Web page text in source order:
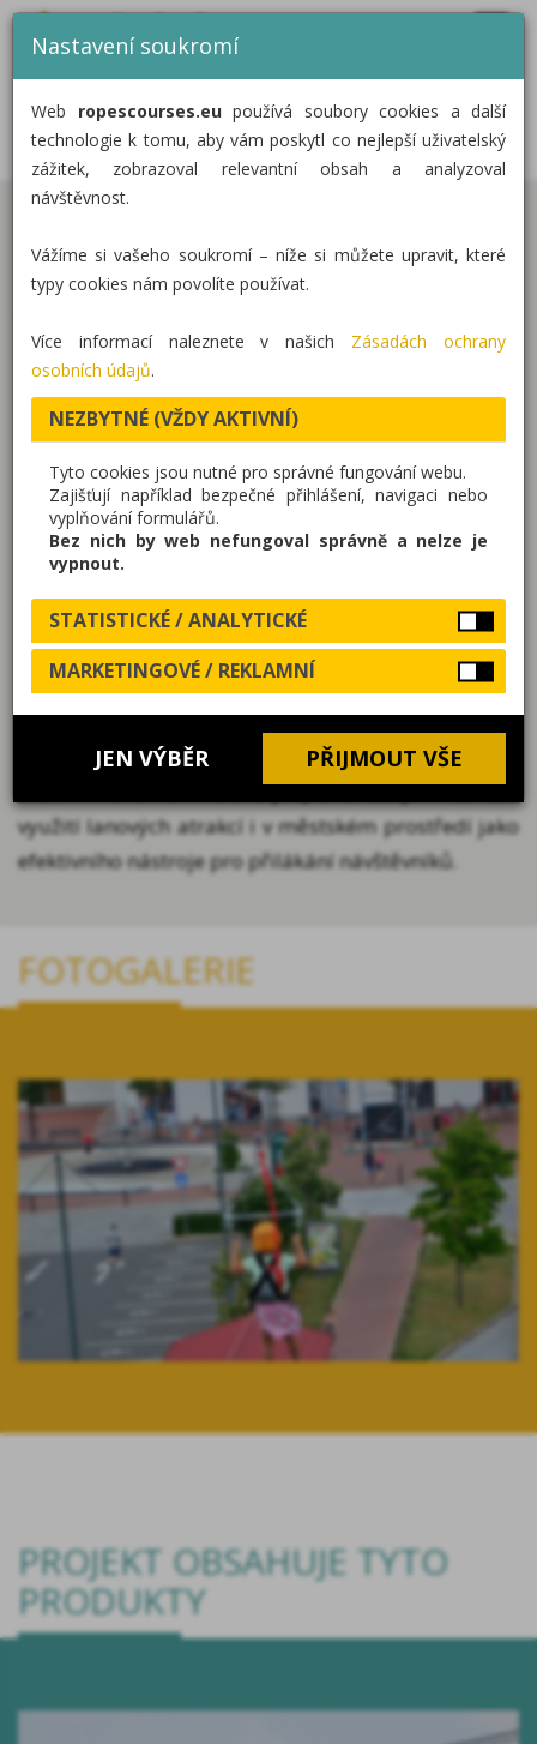
KATEGORIE
KONTAKT
MOBILNÍ ZIPLINE – OC OLYMPIA,
OLOMOUC
realizovali mobilní lanovku (zipline), která sloužila
jako atraktivní prvek letní propagační akce. Instalace
přináší dynamický zážitek přímo v prostoru s
vysokou návštěvností.
Start z výšky, rozjezd a plynulý přelet směrem k
výšky přibližně 18 metrů z reklamního pylonu a
vytváří výrazný vizuální i zážitkový prvek celého
prostoru.
Součástí realizace je také nová magnetická brzda,
která zajišťuje bezpečné a plynulé zpomalení při
dojezdu. Celý systém je navržen jako mobilní řešení,
které umožňuje dočasnou instalaci pro akce, eventy
nebo marketingové kampaně.
Mobilní lanovka v OC Olympia ukazuje možnosti
využití lanových atrakcí i v městském prostředí jako
efektivního nástroje pro přilákání návštěvníků.
FOTOGALERIE
PROJEKT OBSAHUJE TYTO
PRODUKTY
Nastavení soukromí
Web ropescourses.eupoužívá soubory cookies a další
technologie k tomu, aby vám poskytl co nejlepší uživatelský
zážitek, zobrazoval relevantní obsah a analyzoval
návštěvnost.
Vážíme si vašeho soukromí – níže si můžete upravit, které
typy cookies nám povolíte používat.
Více informací naleznete v našich Zásadách ochrany
osobních údajů.
NEZBYTNÉ (VŽDY AKTIVNÍ)
Tyto cookies jsou nutné pro správné fungování webu.
Zajišťují například bezpečné přihlášení, navigaci nebo
vyplňování formulářů.
Bez nich by web nefungoval správně a nelze je
vypnout.
STATISTICKÉ / ANALYTICKÉ
MARKETINGOVÉ / REKLAMNÍ
JEN VÝBĚR PŘIJMOUT VŠE